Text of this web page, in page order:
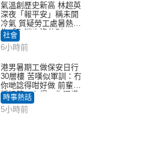
氣溫創歷史新高 林超英
深夜「報平安」稱未開
冷氣 質疑勞工處暑熱警
告「取消也沒分別」
社會
6小時前
港男暑期工做保安日行
30層樓 苦嘆似軍訓：冇
你哋諗得咁好做 前輩傳
授搵筍工心得：你唔識
揀盤啫｜Juicy叮
時事熱話
5小時前